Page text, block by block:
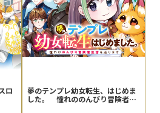
ロ
夢のテンプレ幼女転生、はじめま
した。 憧れののんびり冒険者生